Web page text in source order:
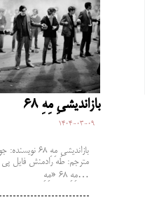
بازاندیشیِ مِهِ 68
1404-03-09
بازاندیشیِ مِهِ ۶۸
مترجم: طه رادمنش فایل پی
مِهِ 68 «مِهِ…